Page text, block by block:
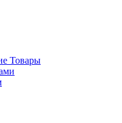
Товары